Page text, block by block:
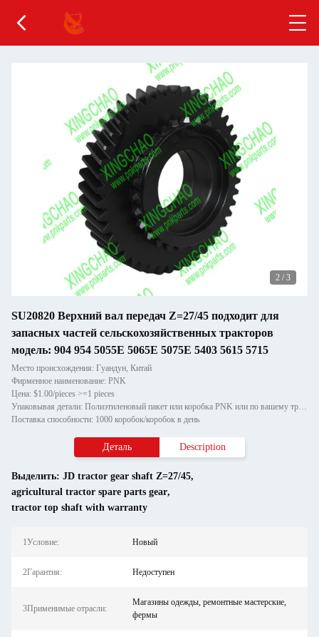
2 / 3
SU20820 Верхний вал передач Z=27/45 подходит для
запасных частей сельскохозяйственных тракторов
модель: 904 954 5055E 5065E 5075E 5403 5615 5715
Место происхождения: Гуандун, Китай
Фирменное наименование: PNK
Цена: $1.00/pieces >=1 pieces
Упаковывая детали: Полиэтиленовый пакет или коробка PNK или по вашему требованию.
Поставка способности: 1000 коробок/коробок в день
Деталь Description
Выделить: JD tractor gear shaft Z=27/45,
agricultural tractor spare parts gear,
tractor top shaft with warranty
1Условие: Новый
2Гарантия: Недоступен
3Применимые отрасли:
Магазины одежды, ремонтные мастерские,
фермы